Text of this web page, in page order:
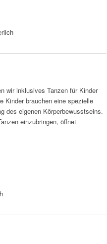
wir inklusives Tanzen für Kinder
Kinder brauchen eine spezielle
des eigenen Körperbewusstseins.
einzubringen, öffnet